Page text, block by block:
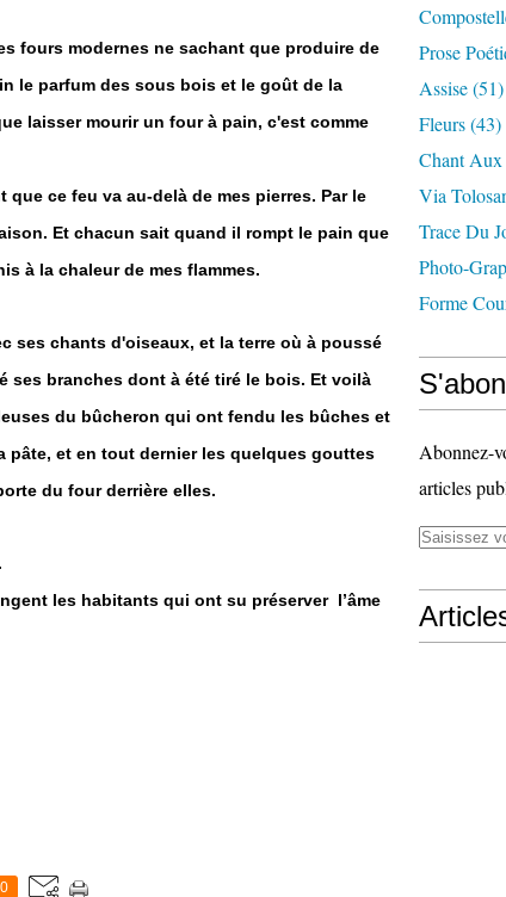
fours modernes ne sachant que produire de
le parfum des sous bois et le goût de la
laisser mourir un four à pain, c'est comme
ce feu va au-delà de mes pierres. Par le
Et chacun sait quand il rompt le pain que
à la chaleur de mes flammes.
ses chants d'oiseaux, et la terre où à poussé
branches dont à été tiré le bois. Et voilà
du bûcheron qui ont fendu les bûches et
et en tout dernier les quelques gouttes
du four derrière elles.
les habitants qui ont su préserver l’âme
0
Prose
Assise(51)
Fleurs(43)
Chant Aux
Via
Trace Du
Photo-
Forme
Abonnez-
articles